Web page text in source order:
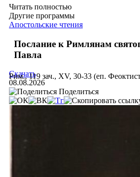
Читать полностью
Другие программы
Апостольские чтения
Послание к Римлянам
Павла
Рим., 119 зач., XV, 30-33 (еп.
Скачать
08.08.2026
Поделиться